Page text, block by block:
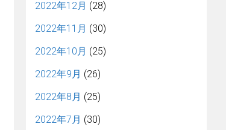
2022年12月 (28)
2022年11月 (30)
2022年10月 (25)
2022年9月 (26)
2022年8月 (25)
2022年7月 (30)